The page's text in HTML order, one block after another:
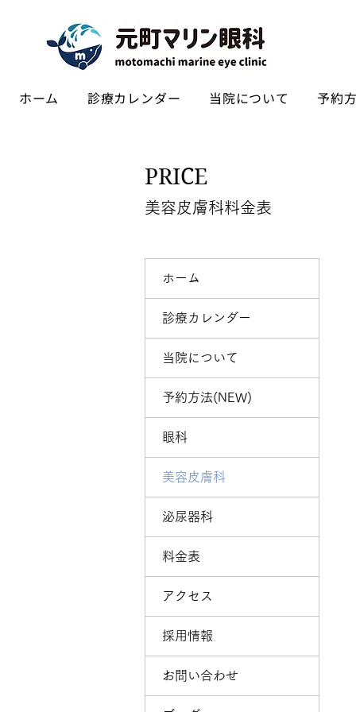
ホーム 診療カレンダー 当院について 予約
ホーム
診療カレンダー
当院について
予約方法(NEW)
眼科
美容皮膚科
泌尿器科
料金表
アクセス
採用情報
お問い合わせ
PRICE
美容皮膚科料金表